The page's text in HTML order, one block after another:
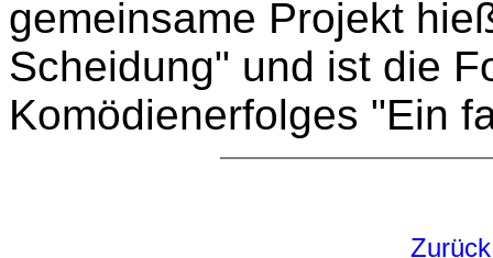
gemeinsame Projekt
Scheidung" und ist die
Komödienerfolges "Ein